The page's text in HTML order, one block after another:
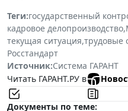
Теги:государственный
кадровое делопроизводство,
текущая ситуация,трудовые
Росстандарт
Источник:Система ГАРАНТ
Читать ГАРАНТ.РУ в
Документы по теме: